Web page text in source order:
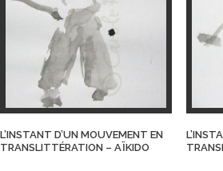
L’INSTANT D’UN MOUVEMENT EN
TRANSLITTÉRATION – AÏKIDO